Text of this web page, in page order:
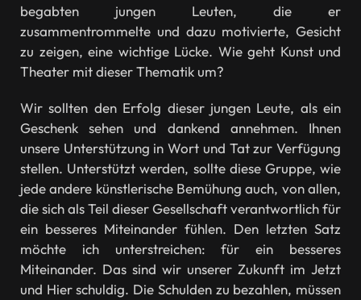
begabten jungen Leuten, die er
zusammentrommelte und dazu motivierte, Gesicht
zu zeigen, eine wichtige Lücke. Wie geht Kunst und
Theater mit dieser Thematik um?
Wir sollten den Erfolg dieser jungen Leute, als ein
Geschenk sehen und dankend annehmen. Ihnen
unsere Unterstützung in Wort und Tat zur Verfügung
stellen. Unterstützt werden, sollte diese Gruppe, wie
jede andere künstlerische Bemühung auch, von allen,
die sich als Teil dieser Gesellschaft verantwortlich für
ein besseres Miteinander fühlen. Den letzten Satz
möchte ich unterstreichen: für ein besseres
Miteinander. Das sind wir unserer Zukunft im Jetzt
und Hier schuldig. Die Schulden zu bezahlen, müssen